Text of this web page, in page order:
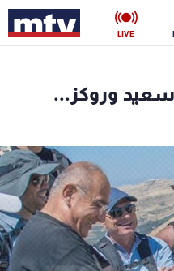
LIVE
سعيد وروكز...
ناس
فن
رياضة